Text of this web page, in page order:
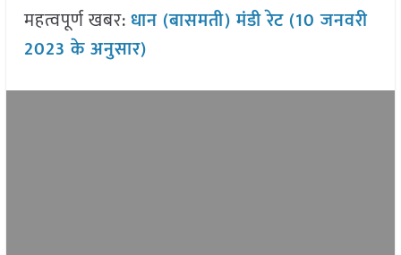
महत्वपूर्ण खबर:धान (बासमती) मंडी रेट (10 जनवरी
2023 के अनुसार)